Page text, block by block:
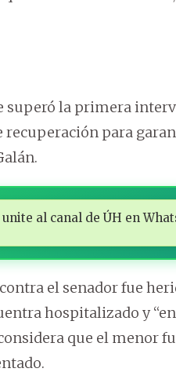
superó la primera
recuperación para
al canal de ÚH en
el senador fue
hospitalizado y
que el menor